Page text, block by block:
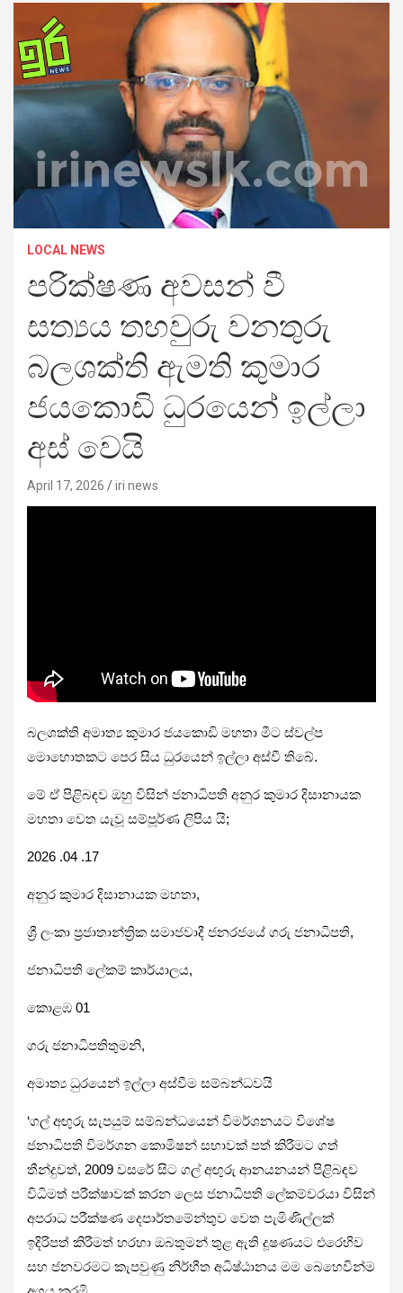
LOCAL NEWS
පරික්ෂණ අවසන් වී
සත්‍යය තහවුරු වනතුරු
බලශක්ති ඇමති කුමාර
ජයකොඩි ධුරයෙන් ඉල්ලා
අස් වෙයි
April 17, 2026 iri news
බලශක්ති අමාත්‍ය කුමාර ජයකොඩි මහතා මීට ස්වල්ප
මොහොතකට පෙර සිය ධුරයෙන් ඉල්ලා අස්වී තිබේ.
මේ ඒ පිළිබඳව ඔහු විසින් ජනාධිපති අනුර කුමාර දිසානායක
මහතා වෙත යැවූ සම්පූර්ණ ලිපිය යි;
2026 .04 .17
අනුර කුමාර දිසානායක මහතා,
ශ්‍රී ලංකා ප්‍රජාතාන්ත්‍රික සමාජවාදී ජනරජයේ ගරු ජනාධිපති,
ජනාධිපති ලේකම් කාර්යාලය,
කොළඹ 01
ගරු ජනාධිපතිතුමනි,
අමාත්‍ය ධුරයෙන් ඉල්ලා අස්වීම සම්බන්ධවයි
‘ගල් අඟුරු සැපයුම් සම්බන්ධයෙන් විමර්ශනයට විශේෂ
ජනාධිපති විමර්ශන කොමිෂන් සභාවක් පත් කිරීමට ගත්
තීන්දුවත්, 2009 වසරේ සිට ගල් අඟුරු ආනයනයන් පිළිබඳව
විධිමත් පරීක්ෂාවක් කරන ලෙස ජනාධිපති ලේකම්වරයා විසින්
අපරාධ පරීක්ෂණ දෙපාර්තමේන්තුව වෙත පැමිණිල්ලක්
ඉදිරිපත් කිරීමත් හරහා ඔබතුමන් තුළ ඇති දූෂණයට එරෙහිව
සහ ජනවරමට කැපවුණු නිර්භීත අධිෂ්ඨානය මම බෙහෙවින්ම